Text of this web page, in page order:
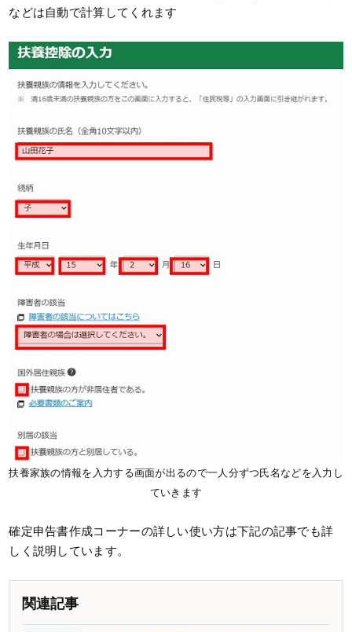
などは自動で計算してくれます
扶養家族の情報を入力する画面が出るので一人分ずつ氏名などを入力し
ていきます
確定申告書作成コーナーの詳しい使い方は下記の記事でも詳
しく説明しています。
関連記事